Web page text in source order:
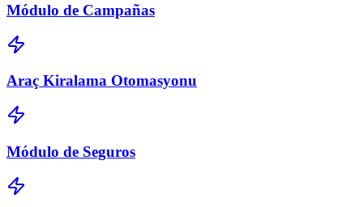
Módulo de Campañas
Araç Kiralama Otomasyonu
Módulo de Seguros